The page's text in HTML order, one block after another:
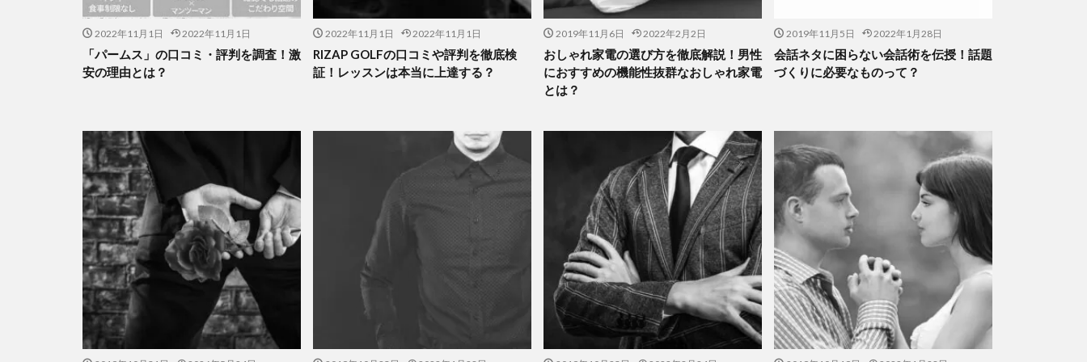
2022年11月1日 2022年11月1日
「パームス」の口コミ・評判を調査！激
安の理由とは？
2022年11月1日 2022年11月1日
RIZAP GOLFの口コミや評判を徹底検
証！レッスンは本当に上達する？
2019年11月6日 2022年2月2日
おしゃれ家電の選び方を徹底解説！男性
におすすめの機能性抜群なおしゃれ家電
とは？
2019年11月5日 2022年1月28日
会話ネタに困らない会話術を伝授！話題
づくりに必要なものって？